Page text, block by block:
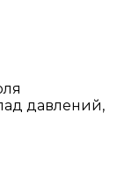
давлений,